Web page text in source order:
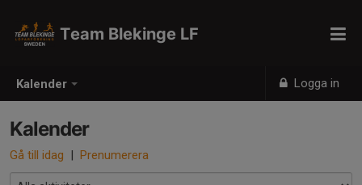
Kalender Logga in
Team Blekinge LF
Kalender
Gå till idag | Prenumerera